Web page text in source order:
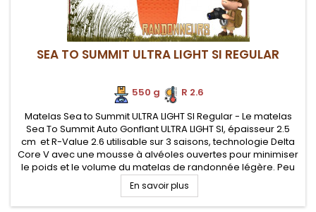
SEA TO SUMMIT ULTRA LIGHT SI REGULAR
550 g
R 2.6
Matelas Sea to Summit ULTRA LIGHT SI Regular - Le matelas
Sea To Summit Auto Gonflant ULTRA LIGHT SI, épaisseur 2.5
cm et R-Value 2.6 utilisable sur 3 saisons, technologie Delta
Core V avec une mousse à alvéoles ouvertes pour minimiser
le poids et le volume du matelas de randonnée légère. Peu
encombrant pour votre sac à dos et excellent rapport...
En savoir plus